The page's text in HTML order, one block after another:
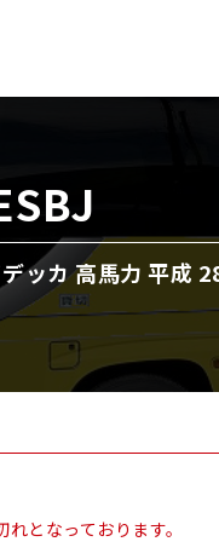
ッカ 高馬力 平成
となっております。